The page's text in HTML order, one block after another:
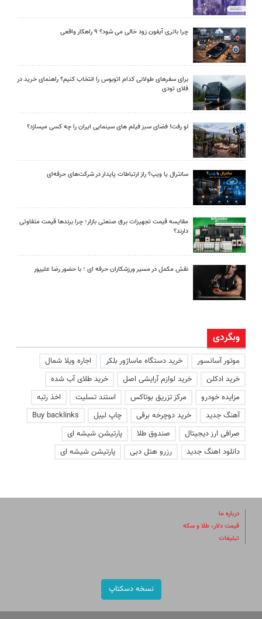
چرا باتری آیفون زود خالی می شود؟ ۹ راهکار واقعی
برای سفرهای طولانی کدام اتوبوس را انتخاب کنیم؟ راهنمای خرید در
فلای تودی
لو رفت! فضای سبز فیلم های سینمایی ایران را چه کسی میسازد؟
سانترال یا ویپ؟ راز ارتباطات پایدار در شرکت‌های حرفه‌ای
مقایسه قیمت تجهیزات برق صنعتی بازار؛ چرا برندها قیمت متفاوتی
دارند؟
نقش مکمل در مسیر ورزشکاران حرفه ای ؛ با حضور رضا علیپور
وبگردی
موتور آسانسور خرید دستگاه ماساژور بلکر
اجاره ویلا شمال
خرید ادکلن
خرید لوازم آرایشی اصل
خرید طلای آب شده
مزایده خودرو
مرکز تزریق بوتاکس استند تسلیت
اخذ رتبه
آهنگ جدید
خرید دوچرخه برقی چاپ لیبل
Buy backlinks
صرافی ارز دیجیتال
صندوق طلا
پارتیشن شیشه ای
دانلود اهنگ جدید
رزرو هتل دبی پارتیشن شیشه ای
درباره ما
قیمت دلار، طلا و سکه
تبلیغات
نسخه دسکتاپ